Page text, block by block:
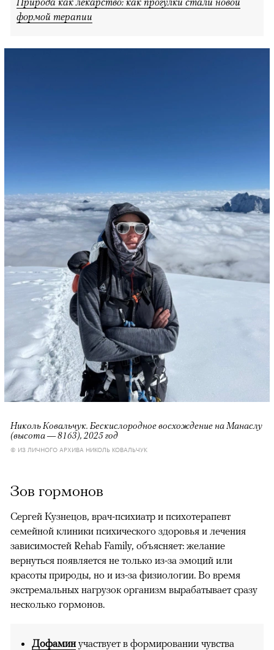
формой терапии
Николь Ковальчук. Бескислородное восхождение на Манаслу
(высота — 8163), 2025 год
© ИЗ ЛИЧНОГО АРХИВА НИКОЛЬ КОВАЛЬЧУК
Зов гормонов
Сергей Кузнецов, врач-психиатр и психотерапевт
семейной клиники психического здоровья и лечения
зависимостей Rehab Family, объясняет: желание
вернуться появляется не только из-за эмоций или
красоты природы, но и из-за физиологии. Во время
экстремальных нагрузок организм вырабатывает сразу
несколько гормонов.
Дофаминучаствует в формировании чувства